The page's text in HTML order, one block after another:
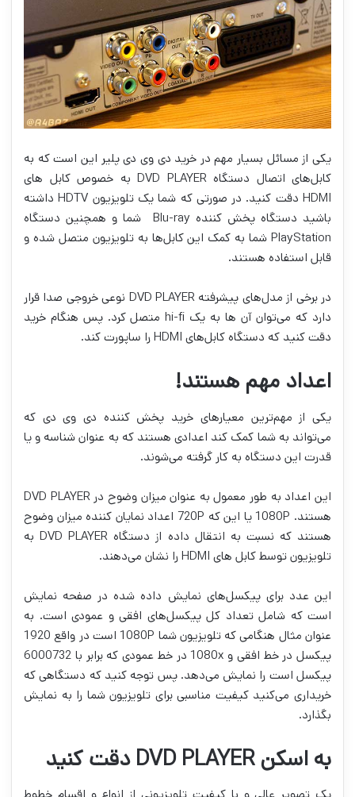
یکی از مسائل بسیار مهم در خرید دی وی دی پلیر این است که به
کابل‌های اتصال دستگاه DVD PLAYER به خصوص کابل های
HDMI دقت کنید. در صورتی که شما یک تلویزیون HDTV داشته
باشید دستگاه پخش کننده Blu-ray شما و همچنین دستگاه
PlayStation شما به کمک این کابل‌ها به تلویزیون متصل شده و
قابل استفاده هستند.
در برخی از مدل‌های پیشرفته DVD PLAYER نوعی خروجی صدا قرار
دارد که می‌توان آن ها به یک hi-fi متصل کرد. پس هنگام خرید
دقت کنید که دستگاه کابل‌های HDMI را ساپورت کند.
اعداد مهم هستند!
یکی از مهم‌ترین معیارهای خرید پخش کننده دی وی دی که
می‌تواند به شما کمک کند اعدادی هستند که به عنوان شناسه و یا
قدرت این دستگاه به کار گرفته می‌شوند.
این اعداد به طور معمول به عنوان میزان وضوح در DVD PLAYER
هستند. 1080P یا این که 720P اعداد نمایان کننده میزان وضوح
هستند که نسبت به انتقال داده از دستگاه DVD PLAYER به
تلویزیون توسط کابل های HDMI را نشان می‌دهند.
این عدد برای پیکسل‌های نمایش داده شده در صفحه نمایش
است که شامل تعداد کل پیکسل‌های افقی و عمودی است. به
عنوان مثال هنگامی که تلویزیون شما 1080P است در واقع 1920
پیکسل در خط افقی و 1080x در خط عمودی که برابر با 6000732
پیکسل است را نمایش می‌دهد. پس توجه کنید که دستگاهی که
خریداری می‌کنید کیفیت مناسبی برای تلویزیون شما را به نمایش
بگذارد.
به اسکن DVD PLAYER دقت کنید